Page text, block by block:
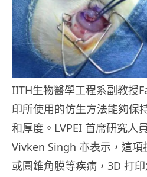
IITH生物醫學工程系副教授
印所使用的仿生方法能夠保
和厚度。LVPEI 首席研究人
Vivken Singh 亦表示，這項
或圓錐角膜等疾病，3D 打